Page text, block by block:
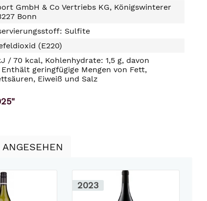
GmbH & Co Vertriebs KG, Königswinterer
Bonn
Sulfite
(E220)
/ 70 kcal, Kohlenhydrate: 1,5 g, davon
geringfügige Mengen von Fett,
Eiweiß und Salz
2023